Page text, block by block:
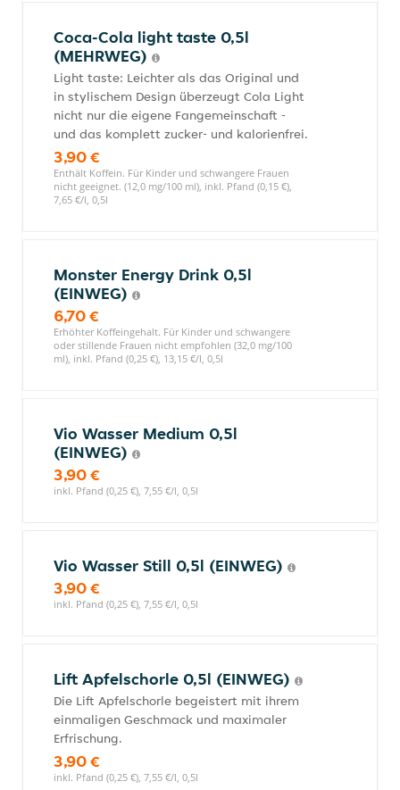
Coca-Cola light taste 0,5l
(MEHRWEG)
Light taste: Leichter als das Original und
in stylischem Design überzeugt Cola Light
nicht nur die eigene Fangemeinschaft -
und das komplett zucker- und kalorienfrei.
3,90 €
Enthält Koffein. Für Kinder und schwangere Frauen
nicht geeignet. (12,0 mg/100 ml), inkl. Pfand (0,15 €),
7,65 €/l, 0,5l
Monster Energy Drink 0,5l
(EINWEG)
6,70 €
Erhöhter Koffeingehalt. Für Kinder und schwangere
oder stillende Frauen nicht empfohlen (32,0 mg/100
ml), inkl. Pfand (0,25 €), 13,15 €/l, 0,5l
Vio Wasser Medium 0,5l
(EINWEG)
3,90 €
inkl. Pfand (0,25 €), 7,55 €/l, 0,5l
Vio Wasser Still 0,5l (EINWEG)
3,90 €
inkl. Pfand (0,25 €), 7,55 €/l, 0,5l
Lift Apfelschorle 0,5l (EINWEG)
Die Lift Apfelschorle begeistert mit ihrem
einmaligen Geschmack und maximaler
Erfrischung.
3,90 €
inkl. Pfand (0,25 €), 7,55 €/l, 0,5l